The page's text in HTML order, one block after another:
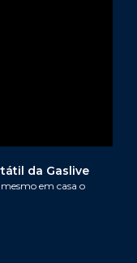
da Gaslive
em casa o